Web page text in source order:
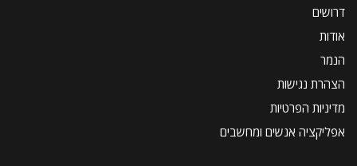
דרושים
אודות
הנמר
הצהרת נגישות
מדיניות הפרטיות
אפליקציה אנשים ומחשבים